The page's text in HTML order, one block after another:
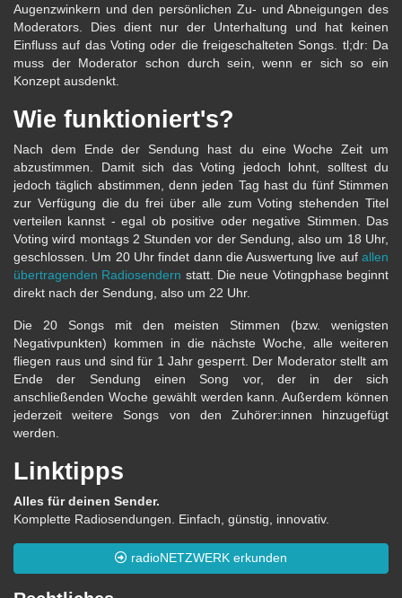
Augenzwinkern und den persönlichen Zu- und Abneigungen des
Moderators. Dies dient nur der Unterhaltung und hat keinen
Einfluss auf das Voting oder die freigeschalteten Songs. tl;dr: Da
muss der Moderator schon durch sein, wenn er sich so ein
Konzept ausdenkt.
Wie funktioniert's?
Nach dem Ende der Sendung hast du eine Woche Zeit um
abzustimmen. Damit sich das Voting jedoch lohnt, solltest du
jedoch täglich abstimmen, denn jeden Tag hast du fünf Stimmen
zur Verfügung die du frei über alle zum Voting stehenden Titel
verteilen kannst - egal ob positive oder negative Stimmen. Das
Voting wird montags 2 Stunden vor der Sendung, also um 18 Uhr,
geschlossen. Um 20 Uhr findet dann die Auswertung live auf allen
übertragenden Radiosendern statt. Die neue Votingphase beginnt
direkt nach der Sendung, also um 22 Uhr.
Die 20 Songs mit den meisten Stimmen (bzw. wenigsten
Negativpunkten) kommen in die nächste Woche, alle weiteren
fliegen raus und sind für 1 Jahr gesperrt. Der Moderator stellt am
Ende der Sendung einen Song vor, der in der sich
anschließenden Woche gewählt werden kann. Außerdem können
jederzeit weitere Songs von den Zuhörer:innen hinzugefügt
werden.
Linktipps
Alles für deinen Sender.
Komplette Radiosendungen. Einfach, günstig, innovativ.
radioNETZWERK erkunden